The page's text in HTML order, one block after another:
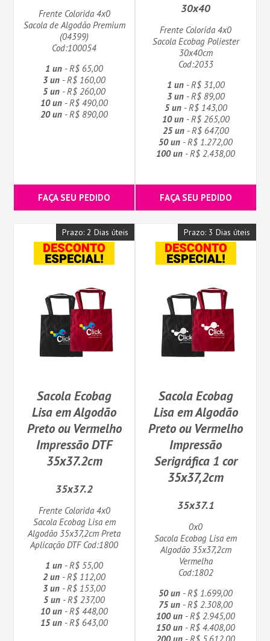
Frente Colorida 4x0
Sacola de Algodão Premium
(04399)
Cod:100054
1 un - R$ 65,00
3 un - R$ 160,00
5 un - R$ 260,00
10 un - R$ 490,00
20 un - R$ 890,00
FAÇA SEU PEDIDO
30x40
Frente Colorida 4x0
Sacola Ecobag Poliester
30x40cm
Cod:2033
1 un- R$ 31,00
3 un- R$ 89,00
5 un- R$ 143,00
10 un- R$ 265,00
25 un- R$ 647,00
50 un - R$ 1.272,00
100 un - R$ 2.438,00
FAÇA SEU PEDIDO
Prazo: 2 Dias úteis
Sacola Ecobag
Lisa em Algodão
Preto ou Vermelho
Impressão DTF
35x37.2cm
35x37.2
Frente Colorida 4x0
Sacola Ecobag Lisa em
Algodão 35x37,2cm Preta
Aplicação DTF Cod:1800
1 un - R$ 55,00
2 un - R$ 112,00
3 un - R$ 153,00
5 un - R$ 237,00
10 un - R$ 448,00
15 un - R$ 643,00
Prazo: 3 Dias úteis
Sacola Ecobag
Lisa em Algodão
Preto ou Vermelho
Impressão
Serigráfica 1 cor
35x37,2cm
35x37.1
0x0
Sacola Ecobag Lisa em
Algodão 35x37,2cm
Vermelha
Cod:1802
50 un - R$ 1.699,00
75 un - R$ 2.308,00
100 un - R$ 2.945,00
150 un - R$ 4.408,00